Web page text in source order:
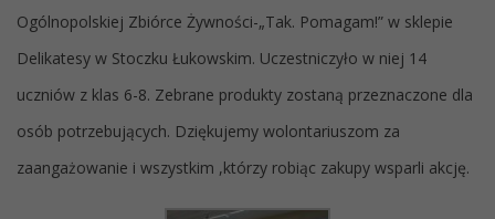
Ogólnopolskiej Zbiórce Żywności-„Tak. Pomagam!” w sklepie
Delikatesy w Stoczku Łukowskim. Uczestniczyło w niej 14
uczniów z klas 6-8. Zebrane produkty zostaną przeznaczone dla
osób potrzebujących. Dziękujemy wolontariuszom za
zaangażowanie i wszystkim ,którzy robiąc zakupy wsparli akcję.